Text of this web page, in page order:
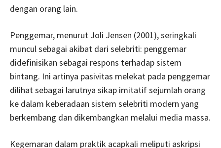
dengan orang lain.
Penggemar, menurut Joli Jensen (2001), seringkali
muncul sebagai akibat dari selebriti: penggemar
didefinisikan sebagai respons terhadap sistem
bintang. Ini artinya pasivitas melekat pada penggemar
dilihat sebagai larutnya sikap imitatif sejumlah orang
ke dalam keberadaan sistem selebriti modern yang
berkembang dan dikembangkan melalui media massa.
Kegemaran dalam praktik acapkali meliputi askripsi